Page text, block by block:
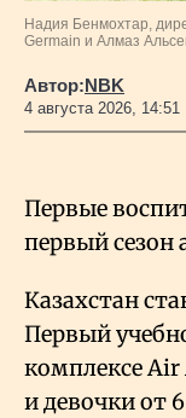
Надия Бенмохтар,
Germain и Алмаз
Автор:NBK
4 августа 2026, 14:51
Первые
первый
Казахстан
Первый
комплексе Air
и девочки от